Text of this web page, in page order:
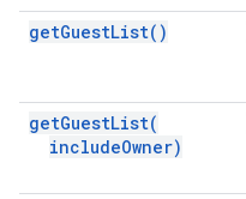
getGuestList( )
getGuestList(
includeOwner)